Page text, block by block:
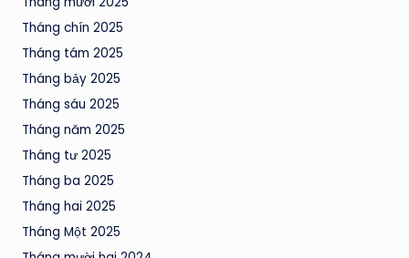
Tháng chín 2025
Tháng tám 2025
Tháng bảy 2025
Tháng sáu 2025
Tháng năm 2025
Tháng tư 2025
Tháng ba 2025
Tháng hai 2025
Tháng Một 2025